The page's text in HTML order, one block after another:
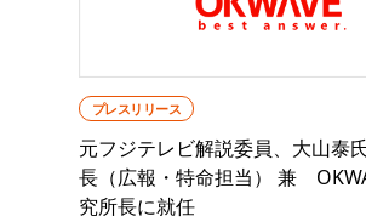
プレスリリース
元フジテレビ解説委員、大山泰
長（広報・特命担当） 兼
究所長に就任